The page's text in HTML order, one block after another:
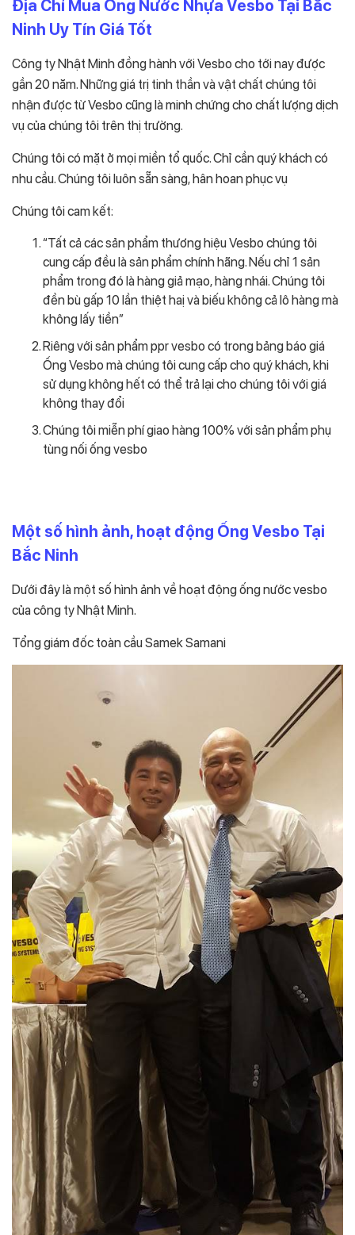
Địa Chỉ Mua Ống Nước Nhựa Vesbo Tại Bắc
Ninh Uy Tín Giá Tốt
Công ty Nhật Minh đồng hành với Vesbo cho tới nay được
gần 20 năm. Những giá trị tinh thần và vật chất chúng tôi
nhận được từ Vesbo cũng là minh chứng cho chất lượng dịch
vụ của chúng tôi trên thị trường.
Chúng tôi có mặt ở mọi miền tổ quốc. Chỉ cần quý khách có
nhu cầu. Chúng tôi luôn sẵn sàng, hân hoan phục vụ
Chúng tôi cam kết:
“Tất cả các sản phẩm thương hiệu Vesbo chúng tôi
cung cấp đều là sản phẩm chính hãng. Nếu chỉ 1 sản
phẩm trong đó là hàng giả mạo, hàng nhái. Chúng tôi
đền bù gấp 10 lần thiệt haị và biếu không cả lô hàng mà
không lấy tiền”
Riêng với sản phẩm ppr vesbo có trong bảng báo giá
Ống Vesbo mà chúng tôi cung cấp cho quý khách, khi
sử dụng không hết có thể trả lại cho chúng tôi với giá
không thay đổi
Chúng tôi miễn phí giao hàng 100% với sản phẩm phụ
tùng nối ống vesbo
Một số hình ảnh, hoạt động Ống Vesbo Tại
Bắc Ninh
Dưới đây là một số hình ảnh về hoạt động ống nước vesbo
của công ty Nhật Minh.
Tổng giám đốc toàn cầu Samek Samani